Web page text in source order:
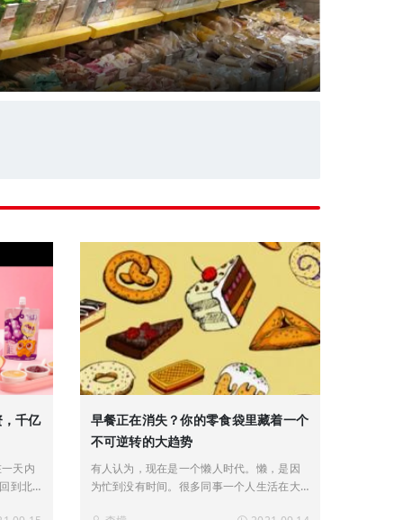
千亿
天内
到北
早餐正在消失？你的零食袋里藏着一个
不可逆转的大趋势
有人认为，现在是一个懒人时代。懒，是因
为忙到没有时间。很多同事一个人生活在大